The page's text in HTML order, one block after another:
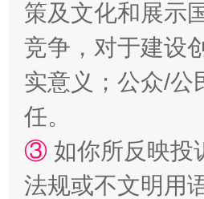
“蜀中异人”王建安的艺术幻
策及文化和展示
竞争，对于建设
实意义；公众/公
任。
③ 如你所反映投
法规或不文明用